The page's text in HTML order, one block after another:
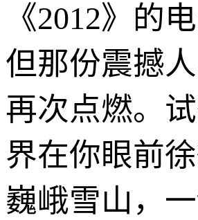
《2012》的
但那份震撼
再次点燃。
界在你眼前
巍峨雪山，